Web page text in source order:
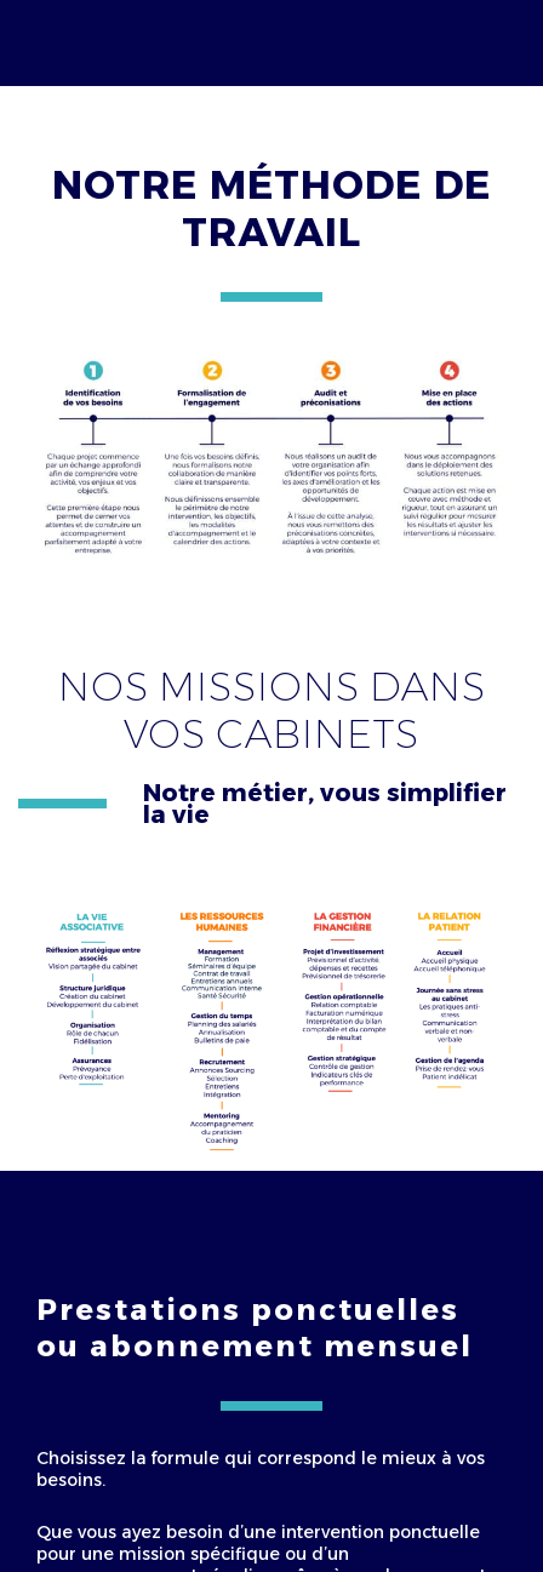
NOTRE MÉTHODE DE
TRAVAIL
NOS MISSIONS DANS
VOS CABINETS
Notre métier, vous simplifier
la vie
Prestations ponctuelles
ou abonnement mensuel
Choisissez la formule qui correspond le mieux à vos
besoins.
Que vous ayez besoin d’une intervention ponctuelle
pour une mission spécifique ou d’un